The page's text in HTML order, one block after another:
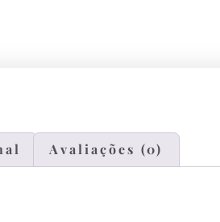
Avaliações (0)